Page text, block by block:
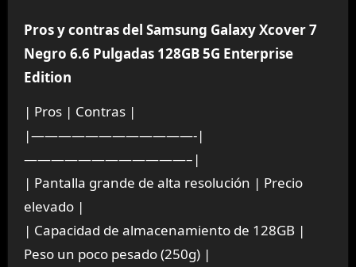
Pros y contras del Samsung Galaxy Xcover 7
Negro 6.6 Pulgadas 128GB 5G Enterprise
Edition
| Pros | Contras |
|————————————-|
————————————–|
| Pantalla grande de alta resolución | Precio
elevado |
| Capacidad de almacenamiento de 128GB |
Peso un poco pesado (250g) |